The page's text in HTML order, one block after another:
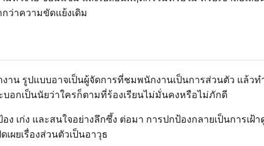
ว่าความขัดแย้งเดิม
าน รูปแบบอาจเป็นผู้จัดการที่ชมพนักงานเป็นการส่วนตัว แล้ว
อกเป็นนัยว่าใครก็ตามที่ร้องเรียนไม่มั่นคงหรือไม่ภักดี
ก่ง และสนใจอย่างลึกซึ้ง ต่อมา การปกป้องกลายเป็นการเฝ้
ผยเรื่องส่วนตัวเป็นอาวุธ